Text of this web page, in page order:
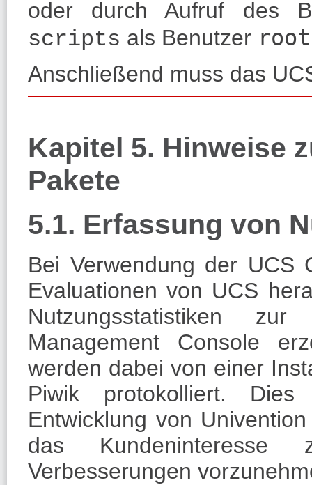
oder durch Aufruf des
scripts als Benutzer root
Anschließend muss das
Kapitel 5. Hinweise
Pakete
5.1. Erfassung von
Bei Verwendung der UCS
Evaluationen von UCS
Nutzungsstatistiken
Management Console
werden dabei von einer
Piwik protokolliert.
Entwicklung von
das Kundeninteresse
Verbesserungen